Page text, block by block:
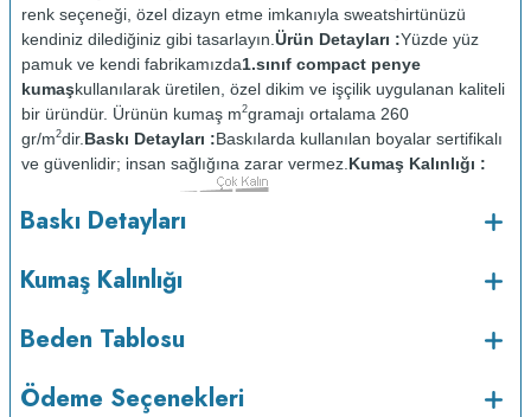
renk seçeneği, özel dizayn etme imkanıyla sweatshirtünüzü
kendiniz dilediğiniz gibi tasarlayın. Ürün Detayları :Yüzde yüz
pamuk ve kendi fabrikamızda1.sınıf compact penye
kumaşkullanılarak üretilen, özel dikim ve işçilik uygulanan kaliteli
bir üründür. Ürünün kumaş m2gramajı ortalama 260
gr/m2dir. Baskı Detayları :Baskılarda kullanılan boyalar sertifikalı
ve güvenlidir; insan sağlığına zarar vermez. Kumaş Kalınlığı :
maksimum 30 ode ve tersten yıkanır.
Baskı Detayları
Kumaş Kalınlığı
Beden Tablosu
Ödeme Seçenekleri